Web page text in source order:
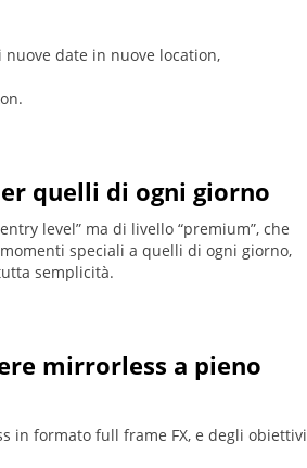
date in nuove location,
quelli di ogni giorno
level” ma di livello “premium”, che
speciali a quelli di ogni giorno,
semplicità.
mirrorless a pieno
in formato full frame FX, e degli obiettivi